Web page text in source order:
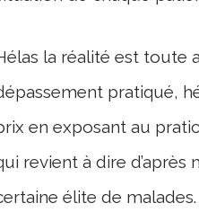
la réalité est toute
pratiqué,
en exposant au
revient à dire
élite de malades.